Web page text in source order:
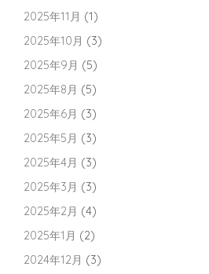
2025年11月 (1)
2025年10月 (3)
2025年9月 (5)
2025年8月 (5)
2025年6月 (3)
2025年5月 (3)
2025年4月 (3)
2025年3月 (3)
2025年2月 (4)
2025年1月 (2)
2024年12月 (3)